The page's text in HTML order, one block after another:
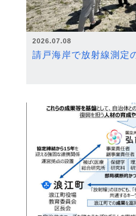
2026.07.08
請戸海岸で放射線測定